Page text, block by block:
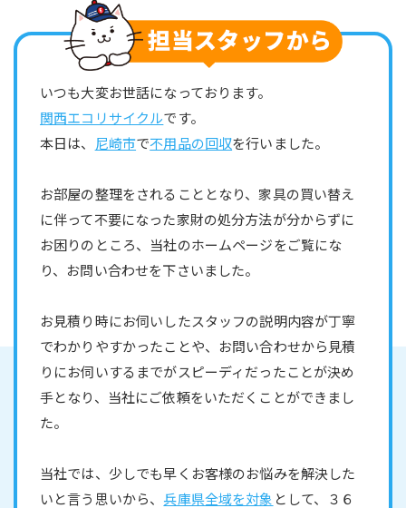
いつも大変お世話になっております。
関西エコリサイクルです。
本日は、 尼崎市で不用品の回収を行いました。
お部屋の整理をされることとなり、家具の買い替え
に伴って不要になった家財の処分方法が分からずに
お困りのところ、当社のホームページをご覧にな
り、お問い合わせを下さいました。
お見積り時にお伺いしたスタッフの説明内容が丁寧
でわかりやすかったことや、お問い合わせから見積
りにお伺いするまでがスピーディだったことが決め
手となり、当社にご依頼をいただくことができまし
た。
当社では、少しでも早くお客様のお悩みを解決した
いと言う思いから、 兵庫県全域を対象 として、３６